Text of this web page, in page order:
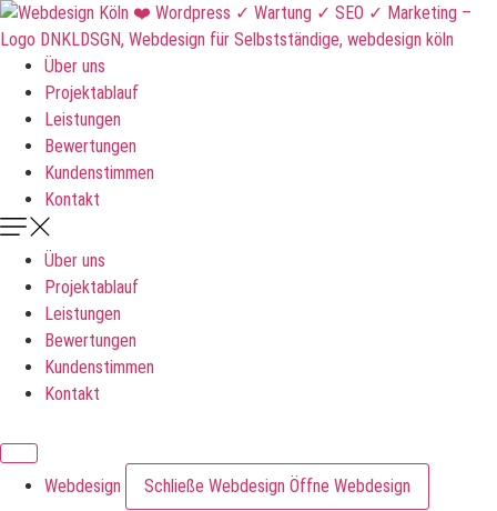
Zum
Inhalt
springenÜber uns
Projektablauf
Leistungen
Bewertungen
Kundenstimmen
Kontakt
Über uns
Projektablauf
Leistungen
Bewertungen
Kundenstimmen
Kontakt
Webdesign Schließe Webdesign Öffne Webdesign